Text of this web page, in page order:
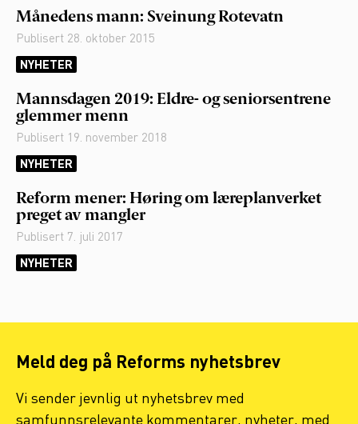
Månedens mann: Sveinung Rotevatn
Publisert 28. oktober 2015
NYHETER
Mannsdagen 2019: Eldre- og seniorsentrene
glemmer menn
Publisert 19. november 2018
NYHETER
Reform mener: Høring om læreplanverket
preget av mangler
Publisert 7. juli 2017
NYHETER
Meld deg på Reforms nyhetsbrev
Vi sender jevnlig ut nyhetsbrev med